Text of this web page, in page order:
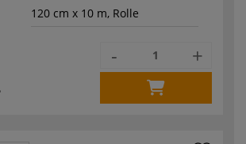
120 cm x 10 m, Rolle
- +